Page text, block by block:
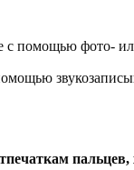
с помощью фото-